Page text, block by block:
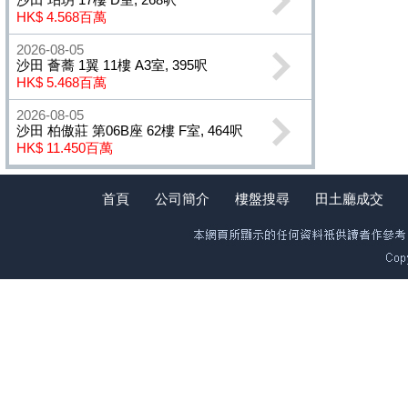
HK$ 4.568百萬
2026-08-05
沙田 薈蕎 1翼 11樓 A3室, 395呎
HK$ 5.468百萬
2026-08-05
沙田 柏傲莊 第06B座 62樓 F室, 464呎
HK$ 11.450百萬
首頁 公司簡介 樓盤搜尋 田土廳成交